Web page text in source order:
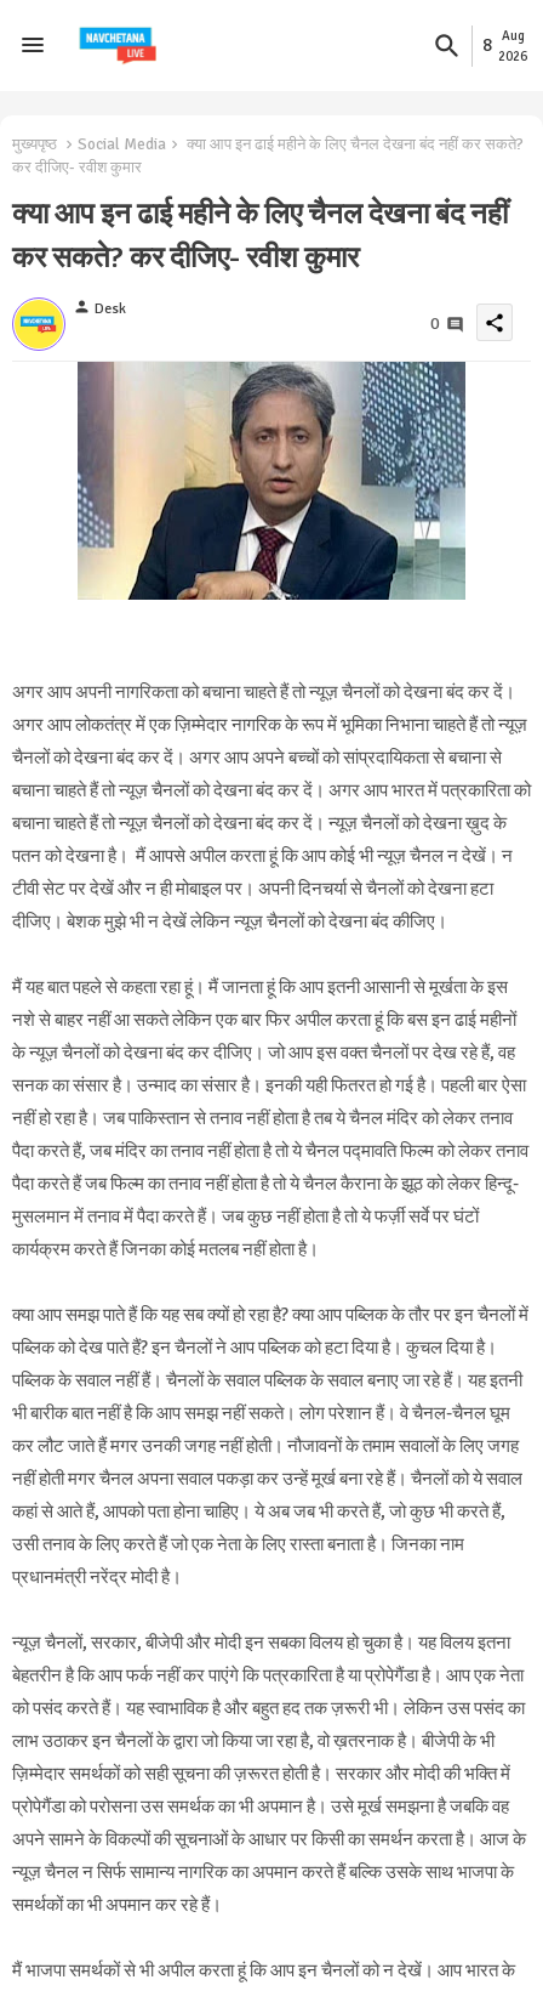
8
Aug
2026
मुख्यपृष्ठ Social Media
क्या आप इन ढाई महीने के लिए चैनल देखना बंद नहीं कर सकते?
कर दीजिए- रवीश कुमार
क्या आप इन ढाई महीने के लिए चैनल देखना बंद नहीं
कर सकते? कर दीजिए- रवीश कुमार
person Desk
0 share
अगर आप अपनी नागरिकता को बचाना चाहते हैं तो न्यूज़ चैनलों को देखना बंद कर दें।
अगर आप लोकतंत्र में एक ज़िम्मेदार नागरिक के रूप में भूमिका निभाना चाहते हैं तो न्यूज़
चैनलों को देखना बंद कर दें। अगर आप अपने बच्चों को सांप्रदायिकता से बचाना से
बचाना चाहते हैं तो न्यूज़ चैनलों को देखना बंद कर दें। अगर आप भारत में पत्रकारिता को
बचाना चाहते हैं तो न्यूज़ चैनलों को देखना बंद कर दें। न्यूज़ चैनलों को देखना ख़ुद के
पतन को देखना है। मैं आपसे अपील करता हूं कि आप कोई भी न्यूज़ चैनल न देखें। न
टीवी सेट पर देखें और न ही मोबाइल पर। अपनी दिनचर्या से चैनलों को देखना हटा
दीजिए। बेशक मुझे भी न देखें लेकिन न्यूज़ चैनलों को देखना बंद कीजिए।
मैं यह बात पहले से कहता रहा हूं। मैं जानता हूं कि आप इतनी आसानी से मूर्खता के इस
नशे से बाहर नहीं आ सकते लेकिन एक बार फिर अपील करता हूं कि बस इन ढाई महीनों
के न्यूज़ चैनलों को देखना बंद कर दीजिए। जो आप इस वक्त चैनलों पर देख रहे हैं, वह
सनक का संसार है। उन्माद का संसार है। इनकी यही फितरत हो गई है। पहली बार ऐसा
नहीं हो रहा है। जब पाकिस्तान से तनाव नहीं होता है तब ये चैनल मंदिर को लेकर तनाव
पैदा करते हैं, जब मंदिर का तनाव नहीं होता है तो ये चैनल पद्मावति फिल्म को लेकर तनाव
पैदा करते हैं जब फिल्म का तनाव नहीं होता है तो ये चैनल कैराना के झूठ को लेकर हिन्दू-
मुसलमान में तनाव में पैदा करते हैं। जब कुछ नहीं होता है तो ये फर्ज़ी सर्वे पर घंटों
कार्यक्रम करते हैं जिनका कोई मतलब नहीं होता है।
क्या आप समझ पाते हैं कि यह सब क्यों हो रहा है? क्या आप पब्लिक के तौर पर इन चैनलों में
पब्लिक को देख पाते हैं? इन चैनलों ने आप पब्लिक को हटा दिया है। कुचल दिया है।
पब्लिक के सवाल नहीं हैं। चैनलों के सवाल पब्लिक के सवाल बनाए जा रहे हैं। यह इतनी
भी बारीक बात नहीं है कि आप समझ नहीं सकते। लोग परेशान हैं। वे चैनल-चैनल घूम
कर लौट जाते हैं मगर उनकी जगह नहीं होती। नौजावनों के तमाम सवालों के लिए जगह
नहीं होती मगर चैनल अपना सवाल पकड़ा कर उन्हें मूर्ख बना रहे हैं। चैनलों को ये सवाल
कहां से आते हैं, आपको पता होना चाहिए। ये अब जब भी करते हैं, जो कुछ भी करते हैं,
उसी तनाव के लिए करते हैं जो एक नेता के लिए रास्ता बनाता है। जिनका नाम
प्रधानमंत्री नरेंद्र मोदी है।
न्यूज़ चैनलों, सरकार, बीजेपी और मोदी इन सबका विलय हो चुका है। यह विलय इतना
बेहतरीन है कि आप फर्क नहीं कर पाएंगे कि पत्रकारिता है या प्रोपेगैंडा है। आप एक नेता
को पसंद करते हैं। यह स्वाभाविक है और बहुत हद तक ज़रूरी भी। लेकिन उस पसंद का
लाभ उठाकर इन चैनलों के द्वारा जो किया जा रहा है, वो ख़तरनाक है। बीजेपी के भी
ज़िम्मेदार समर्थकों को सही सूचना की ज़रूरत होती है। सरकार और मोदी की भक्ति में
प्रोपेगैंडा को परोसना उस समर्थक का भी अपमान है। उसे मूर्ख समझना है जबकि वह
अपने सामने के विकल्पों की सूचनाओं के आधार पर किसी का समर्थन करता है। आज के
न्यूज़ चैनल न सिर्फ सामान्य नागरिक का अपमान करते हैं बल्कि उसके साथ भाजपा के
समर्थकों का भी अपमान कर रहे हैं।
मैं भाजपा समर्थकों से भी अपील करता हूं कि आप इन चैनलों को न देखें। आप भारत के